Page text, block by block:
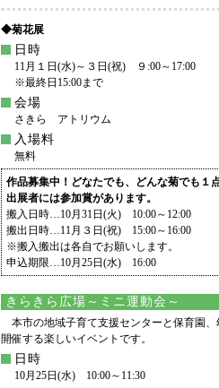
◆菊花展
日時
11月１日(水)～３日(祝) ９:00～17:00
※最終日15:00まで
会場
さきら アトリウム
入場料
無料
作品募集中！どなたでも、どんな菊でも１
出展者には参加賞があります。
搬入日時…10月31日(火) 10:00～12:00
搬出日時…11月３日(祝) 15:00～16:00
※搬入搬出は各自でお願いします。
申込期限…10月25日(水) 16:00
きらきら広場～ミニ運動会～
本市の地域子育て支援センターと保育園
開催する楽しいイベントです。
日時
10月25日(水) 10:00～11:30